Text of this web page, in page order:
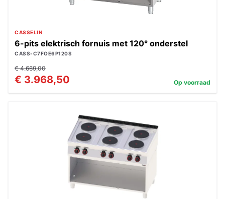
CASSELIN
6-pits elektrisch fornuis met 120° onderstel
CASS-C7FOE6P120S
€ 4.669,00
€ 3.968,50 Op voorraad